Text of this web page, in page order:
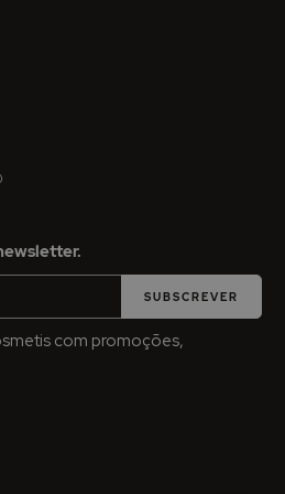
SUBSCREVER
com promoções,